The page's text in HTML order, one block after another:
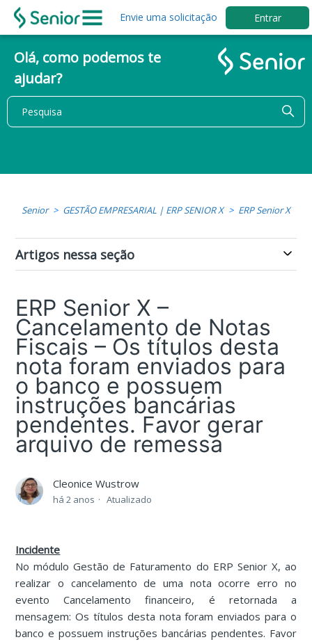
Envie uma solicitação Entrar
Olá, como podemos te
ajudar?
Senior GESTÃO EMPRESARIAL | ERP SENIOR X ERP Senior X
Artigos nessa seção
ERP Senior X –
Cancelamento de Notas
Fiscais – Os títulos desta
nota foram enviados para
o banco e possuem
instruções bancárias
pendentes. Favor gerar
arquivo de remessa
Cleonice Wustrow
há 2 anos Atualizado
Incidente
No módulo Gestão de Faturamento do ERP Senior X, ao
realizar o cancelamento de uma nota ocorre erro no
evento Cancelamento financeiro, é retornada a
mensagem: Os títulos desta nota foram enviados para o
banco e possuem instruções bancárias pendentes. Favor